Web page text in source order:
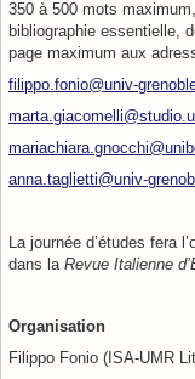
350 à 500 mots
bibliographie essentielle,
page maximum aux
filippo.fonio@univ-
anna.taglietti@univ-
La journée d’études fera
dans la Revue Italienne
Organisation
Filippo Fonio (ISA-UMR